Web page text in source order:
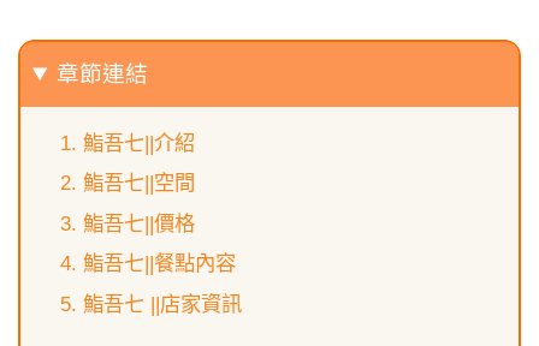
章節連結
鮨吾七||介紹
鮨吾七||空間
鮨吾七||價格
鮨吾七||餐點內容
鮨吾七 ||店家資訊